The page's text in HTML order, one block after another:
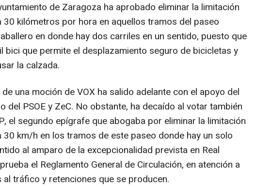
de Zaragoza ha aprobado eliminar la limitación
30 kilómetros por hora en aquellos tramos del paseo
en donde hay dos carriles en un sentido, puesto que
bici que permite el desplazamiento seguro de bicicletas y
la calzada.
una moción de VOX ha salido adelante con el apoyo del
del PSOE y ZeC. No obstante, ha decaído al votar también
el segundo epígrafe que abogaba por eliminar la limitación
30 km/h en los tramos de este paseo donde hay un solo
al amparo de la excepcionalidad prevista en Real
el Reglamento General de Circulación, en atención a
al tráfico y retenciones que se producen.